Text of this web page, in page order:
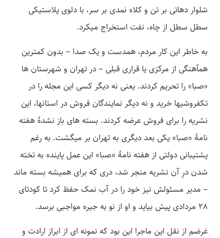
شلوار دهاتی بر تن و کلاه نمدی بر سر، با دلوی پلاستیکی
سطل سطل از چاه، نفت استخراج می­کرد.
به خاطر این کار مردم، همدست و یک صدا – بدون کمترین
همآهنگی از مرکزی یا قراری قبلی – در تهران و شهرستان­ ها
«صبا» را تحریم کردند. یعنی نه دیگر کسی این مجله را در
تکفروشی­ها خرید و نه دیگر نمایندگان فروش در استان­ها، این
نشریه را برای فروش عرضه کردند. بسته ­های باز نشدۀ هفته
نامۀ «صبا» یکی بعد دیگری به تهران بر می­گشت. به رغم
پشتیبانی دولتی از هفته نامۀ «صبا» این عمل پاینده به تخته
شدن درِ آن نشریه منجر شد، دری که برای همیشه بسته ماند
– مدیر مسئولش نیز خود را در آب نمک حفظ کرد تا کودتای
28 مردادی پیش بیاید و او از نو به جیره مواجبی برسد.
غرضم از نقل این ماجرا این بود که نمونه­ ای از ابراز ارادت و